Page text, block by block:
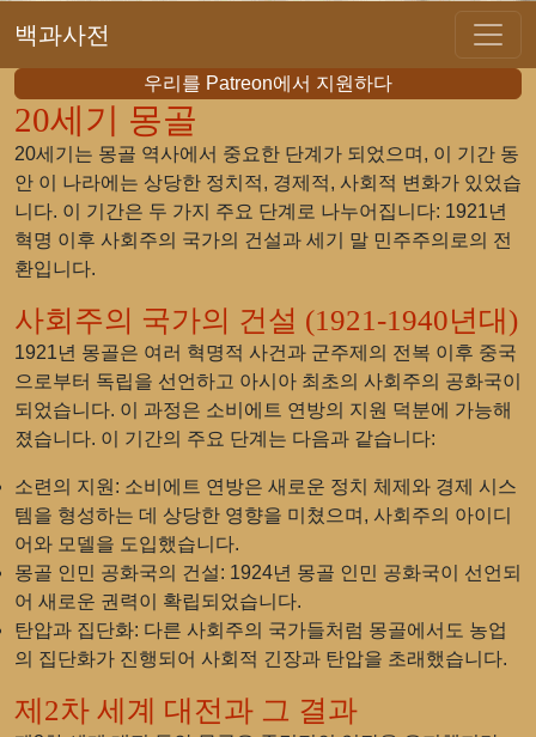
백과사전
우리를 Patreon에서 지원하다
20세기 몽골
20세기는 몽골 역사에서 중요한 단계가 되었으며, 이 기간 동
안 이 나라에는 상당한 정치적, 경제적, 사회적 변화가 있었습
니다. 이 기간은 두 가지 주요 단계로 나누어집니다: 1921년
혁명 이후 사회주의 국가의 건설과 세기 말 민주주의로의 전
환입니다.
사회주의 국가의 건설 (1921-1940년대)
1921년 몽골은 여러 혁명적 사건과 군주제의 전복 이후 중국
으로부터 독립을 선언하고 아시아 최초의 사회주의 공화국이
되었습니다. 이 과정은 소비에트 연방의 지원 덕분에 가능해
졌습니다. 이 기간의 주요 단계는 다음과 같습니다:
소련의 지원 : 소비에트 연방은 새로운 정치 체제와 경제 시스
템을 형성하는 데 상당한 영향을 미쳤으며, 사회주의 아이디
어와 모델을 도입했습니다.
몽골 인민 공화국의 건설: 1924년 몽골 인민 공화국이 선언되
어 새로운 권력이 확립되었습니다.
탄압과 집단화: 다른 사회주의 국가들처럼 몽골에서도 농업
의 집단화가 진행되어 사회적 긴장과 탄압을 초래했습니다.
제2차 세계 대전과 그 결과